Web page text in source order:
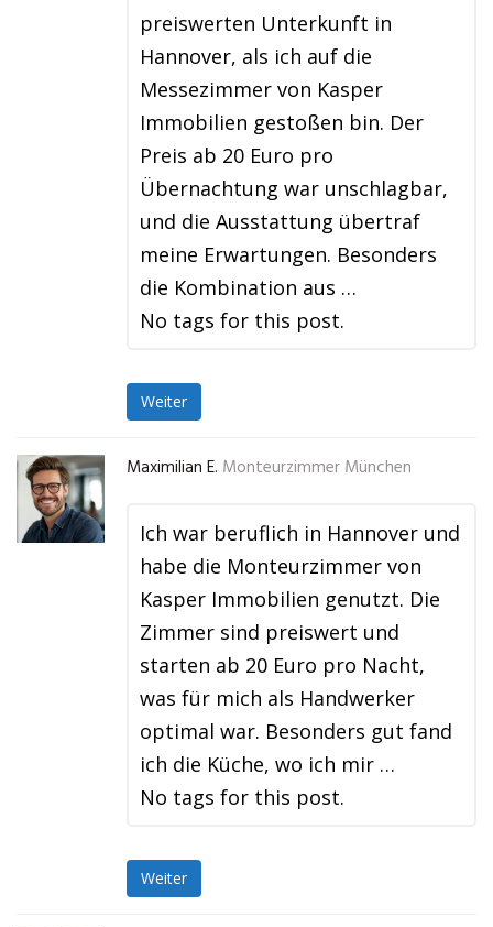
preiswerten Unterkunft in
Hannover, als ich auf die
Messezimmer von Kasper
Immobilien gestoßen bin. Der
Preis ab 20 Euro pro
Übernachtung war unschlagbar,
und die Ausstattung übertraf
meine Erwartungen. Besonders
die Kombination aus …
No tags for this post.
Weiter
Maximilian E. Monteurzimmer München
Ich war beruflich in Hannover und
habe die Monteurzimmer von
Kasper Immobilien genutzt. Die
Zimmer sind preiswert und
starten ab 20 Euro pro Nacht,
was für mich als Handwerker
optimal war. Besonders gut fand
ich die Küche, wo ich mir …
No tags for this post.
Weiter